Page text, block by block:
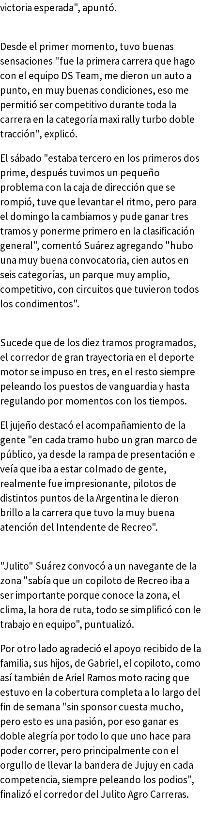
victoria esperada", apuntó.
Desde el primer momento, tuvo buenas
sensaciones "fue la primera carrera que hago
con el equipo DS Team, me dieron un auto a
punto, en muy buenas condiciones, eso me
permitió ser competitivo durante toda la
carrera en la categoría maxi rally turbo doble
tracción", explicó.
El sábado "estaba tercero en los primeros dos
prime, después tuvimos un pequeño
problema con la caja de dirección que se
rompió, tuve que levantar el ritmo, pero para
el domingo la cambiamos y pude ganar tres
tramos y ponerme primero en la clasificación
general", comentó Suárez agregando "hubo
una muy buena convocatoria, cien autos en
seis categorías, un parque muy amplio,
competitivo, con circuitos que tuvieron todos
los condimentos".
Sucede que de los diez tramos programados,
el corredor de gran trayectoria en el deporte
motor se impuso en tres, en el resto siempre
peleando los puestos de vanguardia y hasta
regulando por momentos con los tiempos.
El jujeño destacó el acompañamiento de la
gente "en cada tramo hubo un gran marco de
público, ya desde la rampa de presentación e
veía que iba a estar colmado de gente,
realmente fue impresionante, pilotos de
distintos puntos de la Argentina le dieron
brillo a la carrera que tuvo la muy buena
atención del Intendente de Recreo".
"Julito" Suárez convocó a un navegante de la
zona "sabía que un copiloto de Recreo iba a
ser importante porque conoce la zona, el
clima, la hora de ruta, todo se simplificó con le
trabajo en equipo", puntualizó.
Por otro lado agradeció el apoyo recibido de la
familia, sus hijos, de Gabriel, el copiloto, como
así también de Ariel Ramos moto racing que
estuvo en la cobertura completa a lo largo del
fin de semana "sin sponsor cuesta mucho,
pero esto es una pasión, por eso ganar es
doble alegría por todo lo que uno hace para
poder correr, pero principalmente con el
orgullo de llevar la bandera de Jujuy en cada
competencia, siempre peleando los podios",
finalizó el corredor del Julito Agro Carreras.